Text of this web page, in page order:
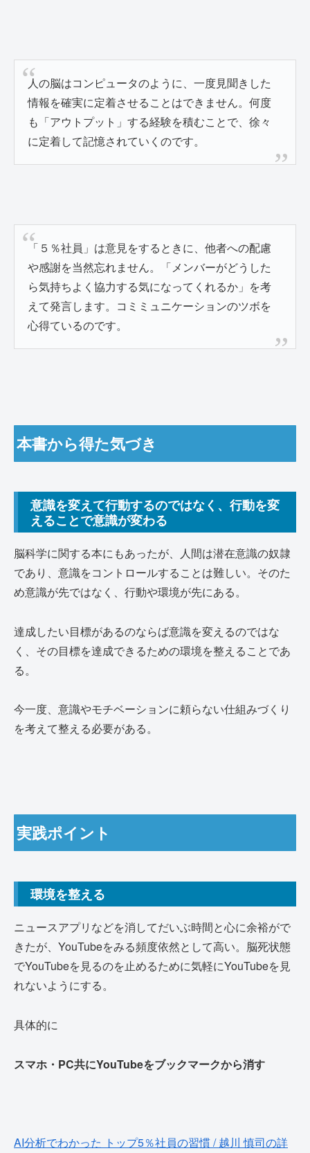
人の脳はコンピュータのように、一度見聞きした
情報を確実に定着させることはできません。何度
も「アウトプット」する経験を積むことで、徐々
に定着して記憶されていくのです。
「５％社員」は意見をするときに、他者への配慮
や感謝を当然忘れません。「メンバーがどうした
ら気持ちよく協力する気になってくれるか」を考
えて発言します。コミミュニケーションのツボを
心得ているのです。
本書から得た気づき
意識を変えて行動するのではなく、行動を変
えることで意識が変わる
脳科学に関する本にもあったが、人間は潜在意識の奴隷
であり、意識をコントロールすることは難しい。そのた
め意識が先ではなく、行動や環境が先にある。
達成したい目標があるのならば意識を変えるのではな
く、その目標を達成できるための環境を整えることであ
る。
今一度、意識やモチベーションに頼らない仕組みづくり
を考えて整える必要がある。
実践ポイント
環境を整える
ニュースアプリなどを消してだいぶ時間と心に余裕がで
きたが、YouTubeをみる頻度依然として高い。脳死状態
でYouTubeを見るのを止めるために気軽にYouTubeを見
れないようにする。
具体的に
スマホ・PC共にYouTubeをブックマークから消す
AI分析でわかった トップ5％社員の習慣 / 越川 慎司の詳